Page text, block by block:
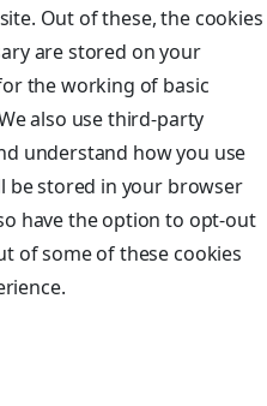
Out of these, the cookies
are stored on your
the working of basic
also use third-party
understand how you use
be stored in your browser
have the option to opt-out
of some of these cookies